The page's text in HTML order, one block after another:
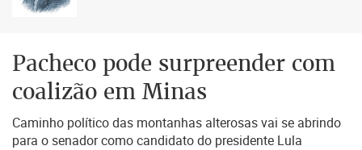
Pacheco pode surpreender com
coalizão em Minas
Caminho político das montanhas alterosas vai se abrindo
para o senador como candidato do presidente Lula